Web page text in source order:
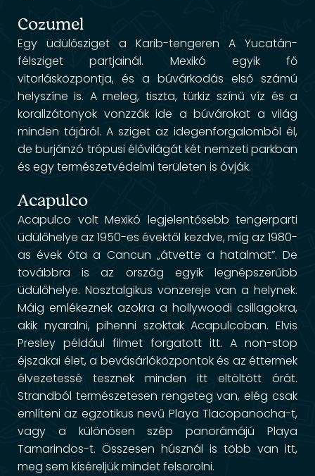
Cozumel
Egy üdülősziget a Karib-tengeren A Yucatán-
félsziget partjainál. Mexikó egyik fő
vitorlásközpontja, és a búvárkodás első számú
helyszíne is. A meleg, tiszta, türkiz színű víz és a
korallzátonyok vonzzák ide a búvárokat a világ
minden tájáról. A sziget az idegenforgalomból él,
de burjánzó trópusi élővilágát két nemzeti parkban
és egy természetvédelmi területen is óvják.
Acapulco
Acapulco volt Mexikó legjelentősebb tengerparti
üdülőhelye az 1950-es évektől kezdve, míg az 1980-
as évek óta a Cancun „átvette a hatalmat”. De
továbbra is az ország egyik legnépszerűbb
üdülőhelye. Nosztalgikus vonzereje van a helynek.
Máig emlékeznek azokra a hollywoodi csillagokra,
akik nyaralni, pihenni szoktak Acapulcoban. Elvis
Presley például filmet forgatott itt. A non-stop
éjszakai élet, a bevásárlóközpontok és az éttermek
élvezetessé tesznek minden itt eltöltött órát.
Strandból természetesen rengeteg van, elég csak
említeni az egzotikus nevű Playa Tlacopanocha-t,
vagy a különösen szép panorámájú Playa
Tamarindos-t. Összesen húsznál is több van itt,
meg sem kíséreljük mindet felsorolni.